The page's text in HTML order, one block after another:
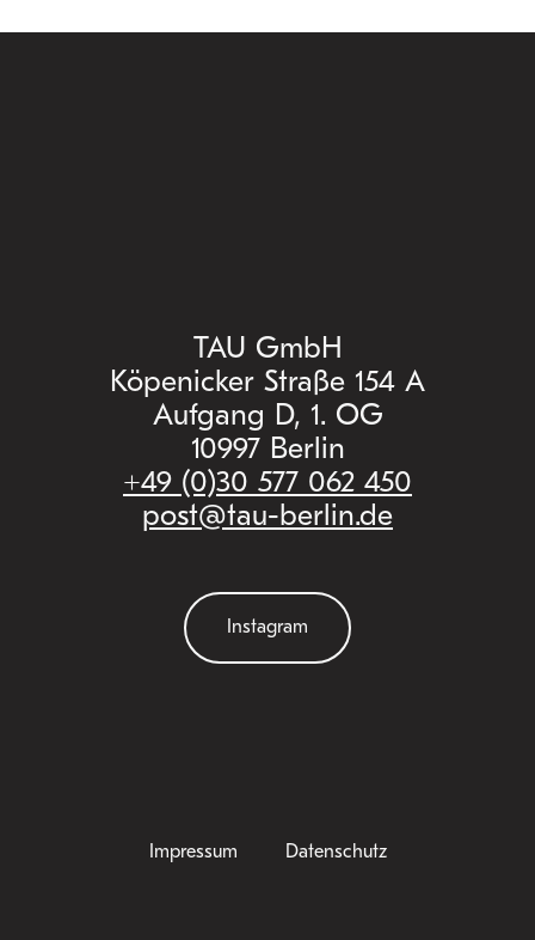
TAU GmbH
Köpenicker Straße 154 A
Aufgang D, 1. OG
10997 Berlin
+49 (0)30 577 062 450
post@tau-berlin.de
Instagram
Impressum Datenschutz